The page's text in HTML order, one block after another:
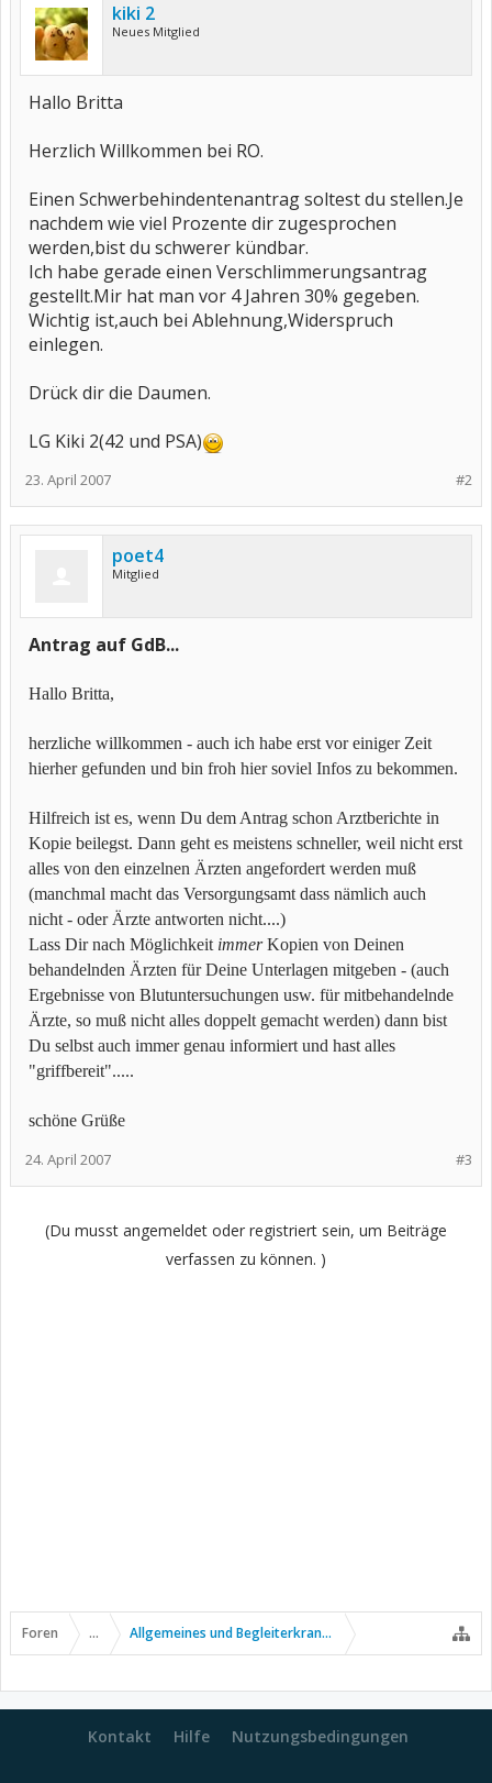
kiki 2
Neues Mitglied
Hallo Britta
Herzlich Willkommen bei RO.
Einen Schwerbehindentenantrag soltest du stellen.Je
nachdem wie viel Prozente dir zugesprochen
werden,bist du schwerer kündbar.
Ich habe gerade einen Verschlimmerungsantrag
gestellt.Mir hat man vor 4 Jahren 30% gegeben.
Wichtig ist,auch bei Ablehnung,Widerspruch
einlegen.
Drück dir die Daumen.
LG Kiki 2(42 und PSA)
#2
23. April 2007
poet4
Mitglied
Antrag auf GdB...
Hallo Britta,
herzliche willkommen - auch ich habe erst vor einiger Zeit
hierher gefunden und bin froh hier soviel Infos zu bekommen.
Hilfreich ist es, wenn Du dem Antrag schon Arztberichte in
Kopie beilegst. Dann geht es meistens schneller, weil nicht erst
alles von den einzelnen Ärzten angefordert werden muß
(manchmal macht das Versorgungsamt dass nämlich auch
nicht - oder Ärzte antworten nicht....)
Lass Dir nach Möglichkeit immerKopien von Deinen
behandelnden Ärzten für Deine Unterlagen mitgeben - (auch
Ergebnisse von Blutuntersuchungen usw. für mitbehandelnde
Ärzte, so muß nicht alles doppelt gemacht werden) dann bist
Du selbst auch immer genau informiert und hast alles
"griffbereit".....
schöne Grüße
#3
24. April 2007
(Du musst angemeldet oder registriert sein, um Beiträge
verfassen zu können. )
Foren ... Allgemeines und Begleiterkrankungen
Kontakt Hilfe Nutzungsbedingungen